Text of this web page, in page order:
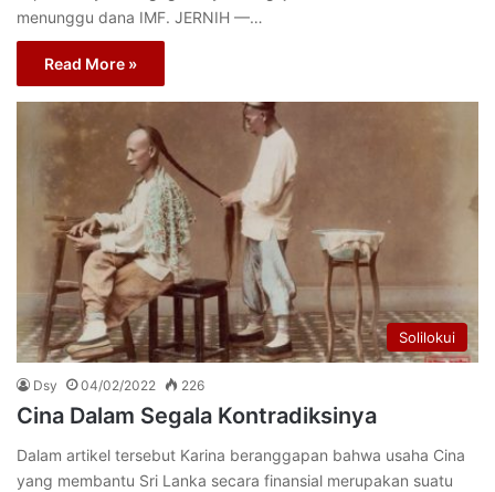
menunggu dana IMF. JERNIH —…
Read More »
Solilokui
Dsy 04/02/2022 226
Cina Dalam Segala Kontradiksinya
Dalam artikel tersebut Karina beranggapan bahwa usaha Cina
yang membantu Sri Lanka secara finansial merupakan suatu